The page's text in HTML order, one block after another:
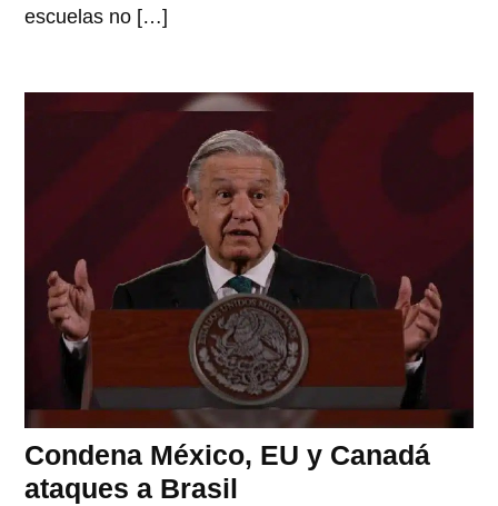
escuelas no […]
Condena México, EU y Canadá
ataques a Brasil